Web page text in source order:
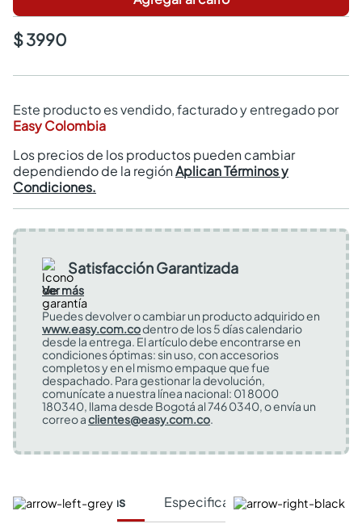
$ 3990
Este producto es vendido, facturado y entregado por
Easy Colombia
Los precios de los productos pueden cambiar
dependiendo de la regiónAplican Términos y
Condiciones.
Satisfacción Garantizada
Ver más
Puedes devolver o cambiar un producto adquirido en
www.easy.com.codentro de los 5 días calendario
desde la entrega. El artículo debe encontrarse en
condiciones óptimas: sin uso, con accesorios
completos y en el mismo empaque que fue
despachado. Para gestionar la devolución,
comunícate a nuestra línea nacional: 01 8000
180340, llama desde Bogotá al 746 0340, o envía un
correo aclientes@easy.com.co.
Características Especificaciones Técnicas